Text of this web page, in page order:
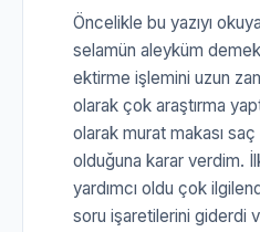
Öncelikle bu yazıyı
selamün aleyküm
ektirme işlemini uzun
olarak çok araştırma
olarak murat makası
olduğuna karar verdim.
yardımcı oldu çok
soru işaretilerini giderdi